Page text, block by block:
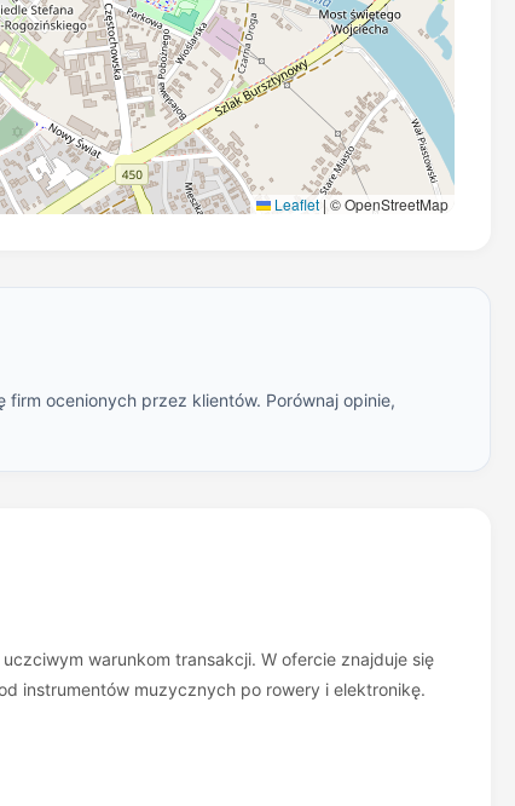
Leaflet | © OpenStreetMap
ocenionych przez klientów. Porównaj opinie,
warunkom transakcji. W ofercie znajduje się
instrumentów muzycznych po rowery i elektronikę.